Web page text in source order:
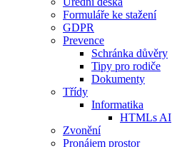
Formuláře ke stažení
GDPR
Prevence
Schránka důvěry
Tipy pro rodiče
Dokumenty
Třídy
Informatika
HTMLs AI
Zvonění
Pronájem prostor